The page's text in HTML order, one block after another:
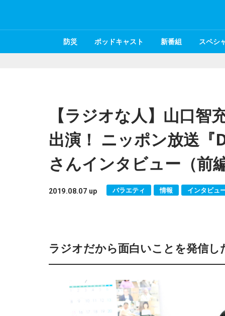
防災 ポッドキャスト 新番組 スペシ
【ラジオな人】山口智
出演！ ニッポン放送『
さんインタビュー（前
2019.08.07 up バラエティ 情報 インタビュ
ラジオだから面白いことを発信し